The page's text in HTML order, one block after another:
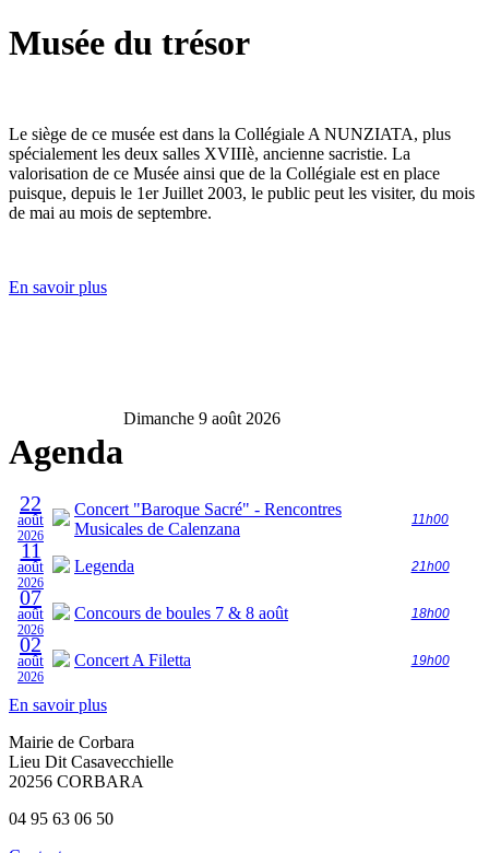
Musée du trésor
Le siège de ce musée est dans la Collégiale A NUNZIATA, plus
spécialement les deux salles XVIIIè, ancienne sacristie. La
valorisation de ce Musée ainsi que de la Collégiale est en place
puisque, depuis le 1er Juillet 2003, le public peut les visiter, du mois
de mai au mois de septembre.
En savoir plus
Agenda
Dimanche 9 août 2026
22
août
2026
Concert "Baroque Sacré" - Rencontres
Musicales de Calenzana
11h00
11
août
2026
Legenda 21h00
07
août
2026
Concours de boules 7 & 8 août 18h00
02
août
2026
Concert A Filetta 19h00
En savoir plus
Mairie de Corbara
Lieu Dit Casavecchielle
20256 CORBARA
04 95 63 06 50